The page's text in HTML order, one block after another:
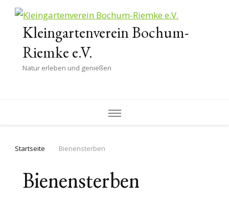
Kleingartenverein Bochum-
Riemke e.V.
Natur erleben und genießen
Startseite Bienensterben
Bienensterben